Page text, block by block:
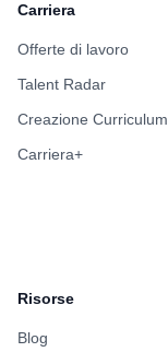
Carriera
Offerte di lavoro
Talent Radar
Creazione Curriculum
Carriera+
Risorse
Blog